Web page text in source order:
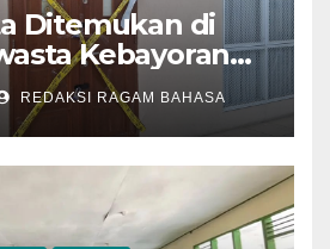
Ditemukan di
Kebayoran
Bunker hingga
REDAKSI RAGAM BAHASA